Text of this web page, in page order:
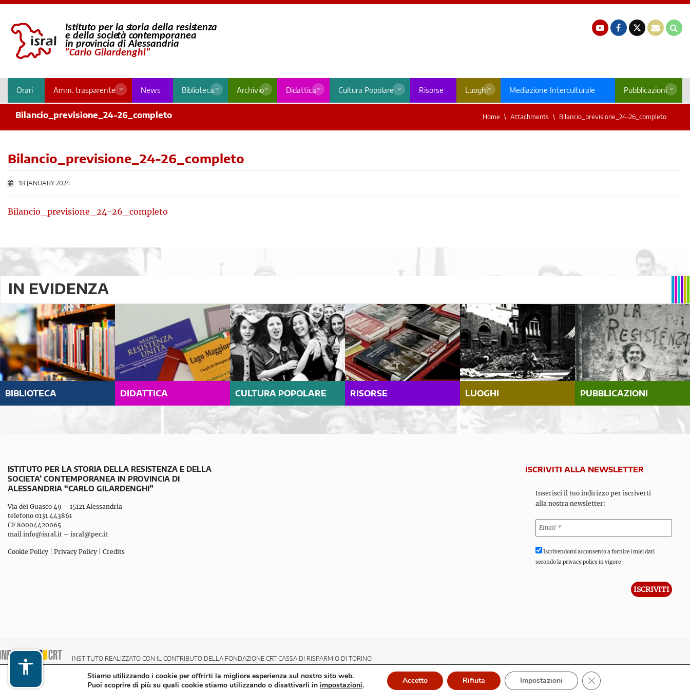
Orari Amm. trasparente News Biblioteca Archivio Didattica Cultura Popolare Risorse Luoghi Mediazione Interculturale Pubblicazioni
Bilancio_previsione_24-26_completo Home Attachments Bilancio_previsione_24-26_completo
Bilancio_previsione_24-26_completo
18 JANUARY 2024
Bilancio_previsione_24-26_completo
IN EVIDENZA
BIBLIOTECA DIDATTICA CULTURA POPOLARE RISORSE LUOGHI PUBBLICAZIONI
ISTITUTO PER LA STORIA DELLA RESISTENZA E DELLA
SOCIETA’ CONTEMPORANEA IN PROVINCIA DI
ALESSANDRIA “CARLO GILARDENGHI”
Via dei Guasco 49 – 15121 Alessandria
telefono 0131 443861
CF 80004420065
mail info@isral.it – isral@pec.it
Cookie Policy Privacy Policy Credits
ISCRIVITI ALLA NEWSLETTER
Inserisci il tuo indirizzo per iscriverti
alla nostra newsletter:
Iscrivendomi acconsento a fornire i miei dati
secondo la privacy policy in vigore
INSTITUTO REALIZZATO CON IL CONTRIBUTO DELLA FONDAZIONE CRT CASSA DI RISPARMIO DI TORINO
Stiamo utilizzando i cookie per offrirti la migliore esperienza sul nostro sito web.
Puoi scoprire di più su quali cookie stiamo utilizzando o disattivarli inimpostazioni. Accetto Rifiuta Impostazioni Close GDPR Cookie Banner